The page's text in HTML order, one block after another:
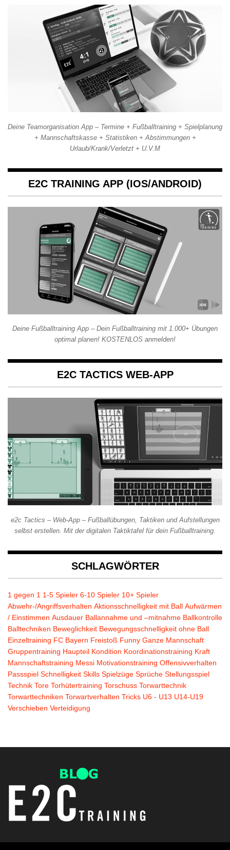
Deine Teamorganisation App – Termine + Fußballtraining + Spielplanung
+ Mannschaftskasse + Statistiken + Abstimmungen +
Urlaub/Krank/Verletzt + U.V.M
E2C TRAINING APP (IOS/ANDROID)
Deine Fußballtraining App – Dein Fußballtraining mit 1.000+ Übungen
optimal planen! KOSTENLOS anmelden!
E2C TACTICS WEB-APP
e2c Tactics – Web-App – Fußballübungen, Taktiken und Aufstellungen
selbst erstellen. Mit der digitalen Taktiktafel für dein Fußballtraining.
SCHLAGWÖRTER
1 gegen 1 1-5 Spieler 6-10 Spieler 10+ Spieler
Abwehr-/Angriffsverhalten Aktionsschnelligkeit mit Ball Aufwärmen
/ Einstimmen Ausdauer Ballannahme und –mitnahme Ballkontrolle
Balltechniken Beweglichkeit Bewegungsschnelligkeit ohne Ball
Einzeltraining FC Bayern Freistoß Funny Ganze Mannschaft
Gruppentraining Haupteil Kondition Koordinationstraining Kraft
Mannschaftstraining Messi Motivationstraining Offensivverhalten
Passspiel Schnelligkeit Skills Spielzüge Sprüche Stellungsspiel
Technik Tore Torhütertraining Torschuss Torwarttechnik
Torwarttechniken Torwartverhalten Tricks U6 - U13 U14-U19
Verschieben Verteidigung